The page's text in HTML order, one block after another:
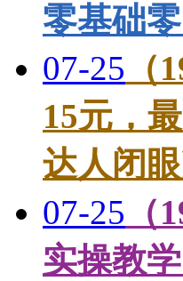
零基础
07-25
15元，
达人闭
07-25
实操教